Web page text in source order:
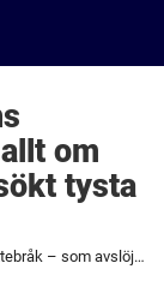
om
tysta
Nya detaljerna om Zlatans jättebråk – som avslöjar allt om svenskens framtid: ”Försökt tysta ner det...”